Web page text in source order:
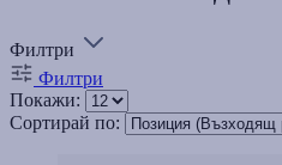
Филтри
Филтри
Покажи:
Сортирай по: